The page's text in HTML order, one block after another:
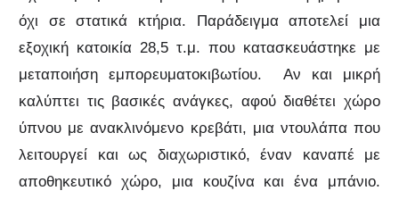
όχι σε στατικά κτήρια. Παράδειγμα αποτελεί μια
εξοχική κατοικία 28,5 τ.μ. που κατασκευάστηκε με
μεταποιήση εμπορευματοκιβωτίου. Αν και μικρή
καλύπτει τις βασικές ανάγκες, αφού διαθέτει χώρο
ύπνου με ανακλινόμενο κρεβάτι, μια ντουλάπα που
λειτουργεί και ως διαχωριστικό, έναν καναπέ με
αποθηκευτικό χώρο, μια κουζίνα και ένα μπάνιο.